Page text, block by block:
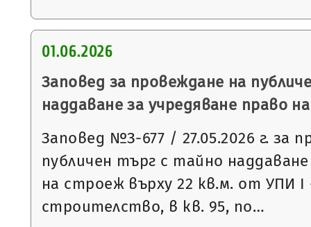
01.06.2026
Заповед за провеждане на
наддаване за учредяване право
Заповед №З-677 / 27.05.2026 г. за
публичен търг с тайно
на строеж върху 22 кв.м. от УПИ
строителство, в кв. 95, по…